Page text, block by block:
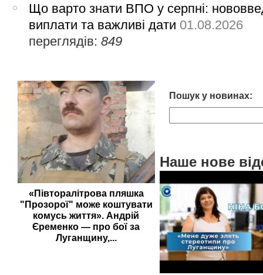
Що варто знати ВПО у серпні:
виплати та важливі дати 01.08.2026
переглядів:849
«Півторалітрова пляшка
"Прозорої" може коштувати
комусь життя». Андрій
Єременко — про бої за
Луганщину,...
Пошук у новинах:
Наше нове